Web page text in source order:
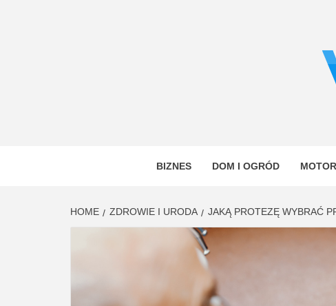
BIZNES DOM I OGRÓD
HOME ZDROWIE I URODA JAKĄ PROTEZĘ WYBRAĆ